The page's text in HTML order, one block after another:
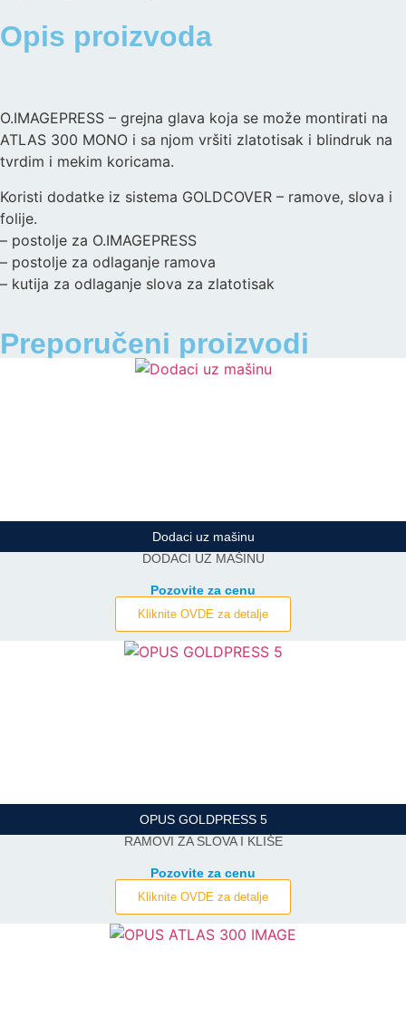
Opis proizvoda
O.IMAGEPRESS – grejna glava koja se može montirati na
ATLAS 300 MONO i sa njom vršiti zlatotisak i blindruk na
tvrdim i mekim koricama.
Koristi dodatke iz sistema GOLDCOVER – ramove, slova i
folije.
– postolje za O.IMAGEPRESS
– postolje za odlaganje ramova
– kutija za odlaganje slova za zlatotisak
Preporučeni proizvodi
Dodaci uz mašinu
DODACI UZ MAŠINU
Pozovite za cenu
Kliknite OVDE za detalje
OPUS GOLDPRESS 5
RAMOVI ZA SLOVA I KLIŠE
Pozovite za cenu
Kliknite OVDE za detalje